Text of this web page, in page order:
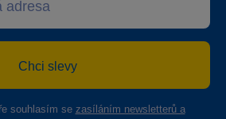
Chci slevy
souhlasím se zasíláním newsletterů a